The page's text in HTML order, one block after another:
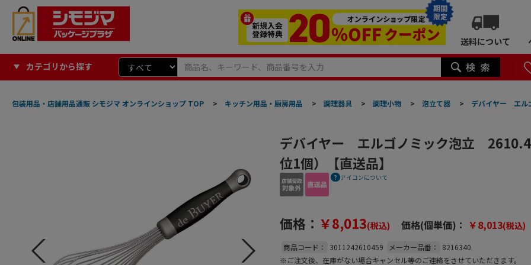
期間
限定
送料について
カテゴリから探す
包装用品・店舗用品通販 シモジマ オンラインショップ TOP > キッチン用品・厨房用品 > 調理器具 > 調理小物 > 泡立て器 > デバイヤー エル
デバイヤー エルゴノミック泡立
位1個）【直送品】
アイコンについて
価格： ￥8,013(税込) 価格(個単価)： ￥8,013(税込)
商品コード： 3011242610459 メーカー品番：
8216340
※ご注文後、在庫がない場合キャンセル等のご連絡をさせていただきます。